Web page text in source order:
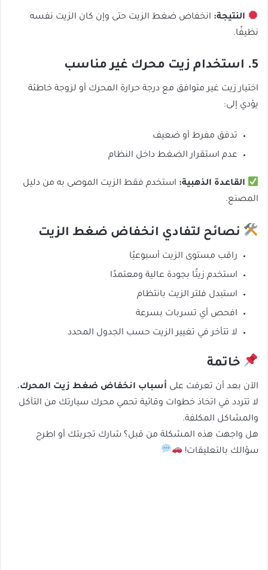
النتيجة: انخفاض ضغط الزيت حتى وإن كان الزيت نفسه
نظيفًا.
5. استخدام زيت محرك غير مناسب
اختيار زيت غير متوافق مع درجة حرارة المحرك أو لزوجة خاطئة
يؤدي إلى:
تدفق مفرط أو ضعيف
عدم استقرار الضغط داخل النظام
القاعدة الذهبية: استخدم فقط الزيت الموصى به من دليل
المصنع.
نصائح لتفادي انخفاض ضغط الزيت
راقب مستوى الزيت أسبوعيًا
استخدم زيتًا بجودة عالية ومعتمدًا
استبدل فلتر الزيت بانتظام
افحص أي تسربات بسرعة
لا تتأخر في تغيير الزيت حسب الجدول المحدد
خاتمة
الآن بعد أن تعرفت على أسباب انخفاض ضغط زيت المحرك،
لا تتردد في اتخاذ خطوات وقائية تحمي محرك سيارتك من التآكل
والمشاكل المكلفة.
هل واجهت هذه المشكلة من قبل؟ شارك تجربتك أو اطرح
سؤالك بالتعليقات!